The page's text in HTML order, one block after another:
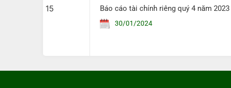
15 Báo cáo tài chính riêng quý 4 năm
30/01/2024